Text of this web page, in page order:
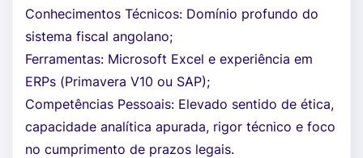
Conhecimentos Técnicos: Domínio profundo do
sistema fiscal angolano;
Ferramentas: Microsoft Excel e experiência em
ERPs (Primavera V10 ou SAP);
Competências Pessoais: Elevado sentido de ética,
capacidade analítica apurada, rigor técnico e foco
no cumprimento de prazos legais.